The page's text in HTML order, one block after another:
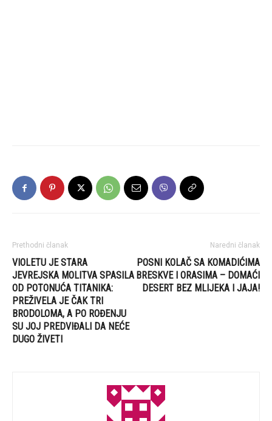
Prethodni članak
VIOLETU JE STARA
JEVREJSKA MOLITVA SPASILA
OD POTONUĆA TITANIKA:
PREŽIVELA JE ČAK TRI
BRODOLOMA, A PO ROĐENJU
SU JOJ PREDVIĐALI DA NEĆE
DUGO ŽIVETI
Naredni članak
POSNI KOLAČ SA KOMADIĆIMA
BRESKVE I ORASIMA – DOMAĆI
DESERT BEZ MLIJEKA I JAJA!